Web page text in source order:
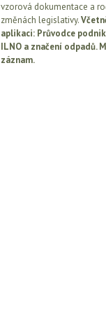
vzorová dokumentace a
změnách legislativy.
aplikaci: Průvodce
ILNO a značení odpadů.
záznam.